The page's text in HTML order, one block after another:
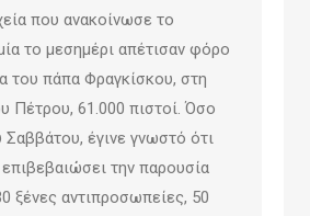
που ανακοίνωσε το
το μεσημέρι απέτισαν φόρο
του πάπα Φραγκίσκου, στη
Πέτρου, 61.000 πιστοί. Όσο
Σαββάτου, έγινε γνωστό ότι
την παρουσία
ξένες αντιπροσωπείες, 50